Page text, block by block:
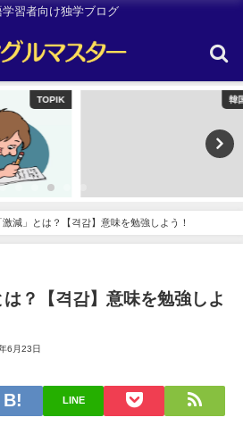
学習者向け独学ブログ
韓国旅行
減」とは？【격감】意味を勉強しよう！
？【격감】意味を勉強しよ
6月23日
LINE